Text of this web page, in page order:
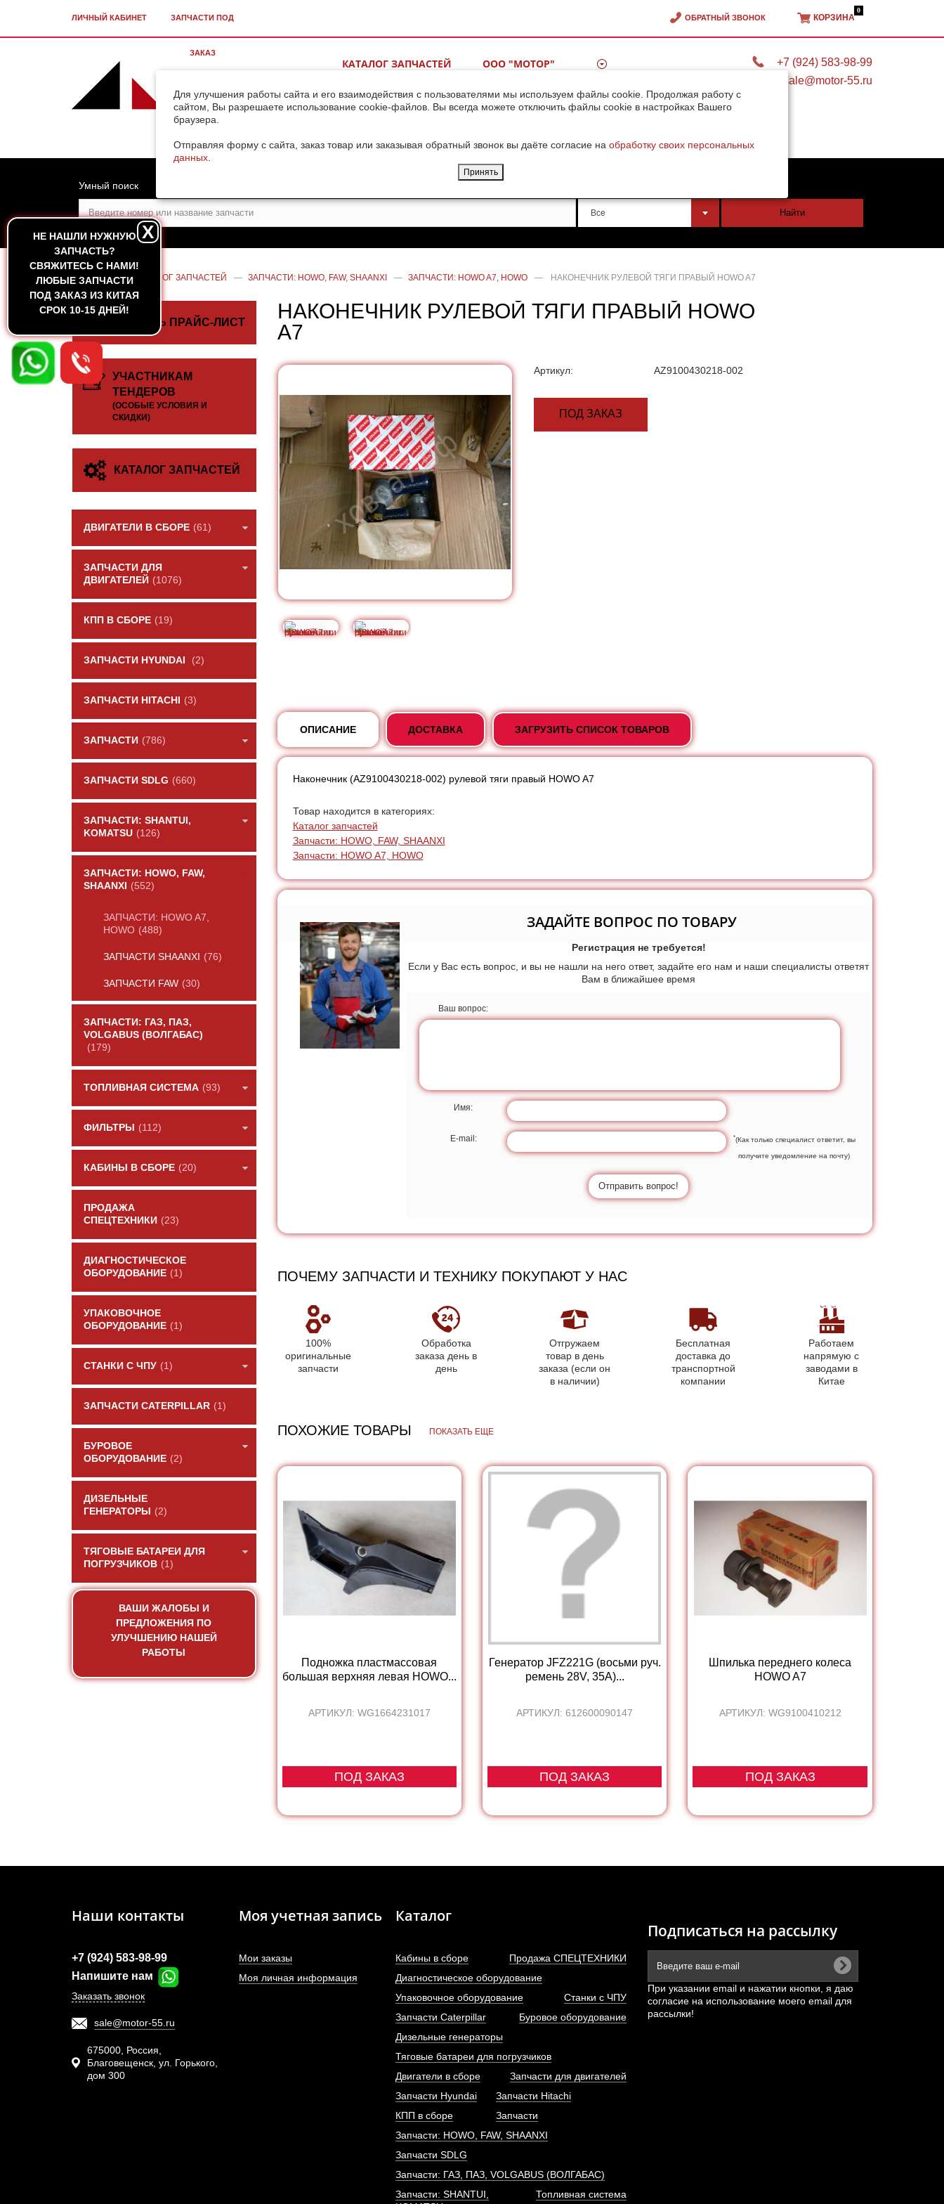
Для улучшения работы сайта и его взаимодействия с пользователями мы используем файлы cookie. Продолжая работу с
сайтом, Вы разрешаете использование cookie-файлов. Вы всегда можете отключить файлы cookie в настройках Вашего
браузера.
Отправляя форму с сайта, заказ товар или заказывая обратный звонок вы даёте согласие на обработку своих персональных
данных
Принять
ЛИЧНЫЙ КАБИНЕТ ЗАПЧАСТИ ПОД
ЗАКАЗ
ОБРАТНЫЙ ЗВОНОК КОРЗИНА
0
КАТАЛОГ ЗАПЧАСТЕЙ ООО "МОТОР"
ВИДЕОГАЛЕРЕЯ КОНТАКТЫ
+7 (924) 583-98-99
sale@motor-55.ru
НЕ НАШЛИ НУЖНУЮ
ЗАПЧАСТЬ?
CВЯЖИТЕСЬ С НАМИ!
ЛЮБЫЕ ЗАПЧАСТИ
ПОД ЗАКАЗ ИЗ КИТАЯ
СРОК 10-15 ДНЕЙ!
X
Умный поиск
Все Найти
ГЛАВНАЯ — КАТАЛОГ ЗАПЧАСТЕЙ — ЗАПЧАСТИ: HOWO, FAW, SHAANXI — ЗАПЧАСТИ: HOWO A7, HOWO — НАКОНЕЧНИК РУЛЕВОЙ ТЯГИ ПРАВЫЙ HOWO A7
СКАЧАТЬ ПРАЙС-ЛИСТ
УЧАСТНИКАМ
ТЕНДЕРОВ
(ОСОБЫЕ УСЛОВИЯ И
СКИДКИ)
КАТАЛОГ ЗАПЧАСТЕЙ
ДВИГАТЕЛИ В СБОРЕ (61)
ЗАПЧАСТИ ДЛЯ
ДВИГАТЕЛЕЙ (1076)
КПП В СБОРЕ (19)
ЗАПЧАСТИ HYUNDAI (2)
ЗАПЧАСТИ HITACHI (3)
ЗАПЧАСТИ (786)
ЗАПЧАСТИ SDLG (660)
ЗАПЧАСТИ: SHANTUI,
KOMATSU (126)
ЗАПЧАСТИ: HOWO, FAW,
SHAANXI
(552)
ЗАПЧАСТИ: HOWO A7,
HOWO (488)
ЗАПЧАСТИ SHAANXI (76)
ЗАПЧАСТИ FAW (30)
ЗАПЧАСТИ: ГАЗ, ПАЗ,
VOLGABUS (ВОЛГАБАС)
(179)
ТОПЛИВНАЯ СИСТЕМА (93)
ФИЛЬТРЫ (112)
КАБИНЫ В СБОРЕ (20)
ПРОДАЖА
СПЕЦТЕХНИКИ (23)
ДИАГНОСТИЧЕСКОЕ
ОБОРУДОВАНИЕ (1)
УПАКОВОЧНОЕ
ОБОРУДОВАНИЕ (1)
СТАНКИ С ЧПУ (1)
ЗАПЧАСТИ CATERPILLAR (1)
БУРОВОЕ
ОБОРУДОВАНИЕ (2)
ДИЗЕЛЬНЫЕ
ГЕНЕРАТОРЫ
(2)
ТЯГОВЫЕ БАТАРЕИ ДЛЯ
ПОГРУЗЧИКОВ (1)
ВАШИ ЖАЛОБЫ И
ПРЕДЛОЖЕНИЯ ПО
УЛУЧШЕНИЮ НАШЕЙ
РАБОТЫ
НАКОНЕЧНИК РУЛЕВОЙ ТЯГИ ПРАВЫЙ HOWO
A7
Артикул: AZ9100430218-002
ПОД ЗАКАЗ
ОПИСАНИЕ ДОСТАВКА ЗАГРУЗИТЬ СПИСОК ТОВАРОВ
Наконечник (AZ9100430218-002) рулевой тяги правый HOWO A7
Товар находится в категориях:
Каталог запчастей
Запчасти: HOWO, FAW, SHAANXI
Запчасти: HOWO A7, HOWO
ЗАДАЙТЕ ВОПРОС ПО ТОВАРУ
Регистрация не требуется!
Если у Вас есть вопрос, и вы не нашли на него ответ, задайте его нам и наши специалисты ответят
Вам в ближайшее время
Ваш вопрос:
Имя:
E-mail: *(Как только специалист ответит, вы
получите уведомление на почту)
Отправить вопрос!
ПОЧЕМУ ЗАПЧАСТИ И ТЕХНИКУ ПОКУПАЮТ У НАС
100%
оригинальные
запчасти
Обработка
заказа день в
день
Отгружаем
товар в день
заказа (если он
в наличии)
Бесплатная
доставка до
транспортной
компании
Работаем
напрямую с
заводами в
Китае
ПОХОЖИЕ ТОВАРЫ ПОКАЗАТЬ ЕЩЕ
Подножка пластмассовая
большая верхняя левая HOWO...
АРТИКУЛ: WG1664231017
ПОД ЗАКАЗ
Генератор JFZ221G (восьми руч.
ремень 28V, 35A)...
АРТИКУЛ: 612600090147
ПОД ЗАКАЗ
Шпилька переднего колеса
HOWO A7
АРТИКУЛ: WG9100410212
ПОД ЗАКАЗ
Турбокомпрессор (турбина)
HX55W двигателя Sinotruk...
АРТИКУЛ: VG1034110054
ПОД ЗАКАЗ
Фильтр (элемент, 2 шт)
топливный грубой очистки...
АРТИКУЛ: CX0813-A2-A3,
ПОД ЗАКАЗ
Наши контакты
+7 (924) 583-98-99
Напишите нам
Заказать звонок
sale@motor-55.ru
675000, Россия,
Благовещенск, ул. Горького,
дом 300
Моя учетная запись
Мои заказы
Моя личная информация
Каталог
Двигатели в сборе Запчасти для двигателей
КПП в сборе
Запчасти Hyundai
Запчасти Hitachi
Запчасти
Запчасти SDLG
Запчасти: SHANTUI,
Запчасти: HOWO, FAW, SHAANXI
Запчасти: ГАЗ, ПАЗ, VOLGABUS (ВОЛГАБАС)
Топливная система
Кабины в сборе
Продажа СПЕЦТЕХНИКИ
Диагностическое оборудование
Упаковочное оборудование
Станки с ЧПУ
Запчасти Caterpillar
Буровое оборудование
Дизельные генераторы
Тяговые батареи для погрузчиков
Подписаться на рассылку
При указании email и нажатии кнопки, я даю
согласие на использование моего email для
рассылки!